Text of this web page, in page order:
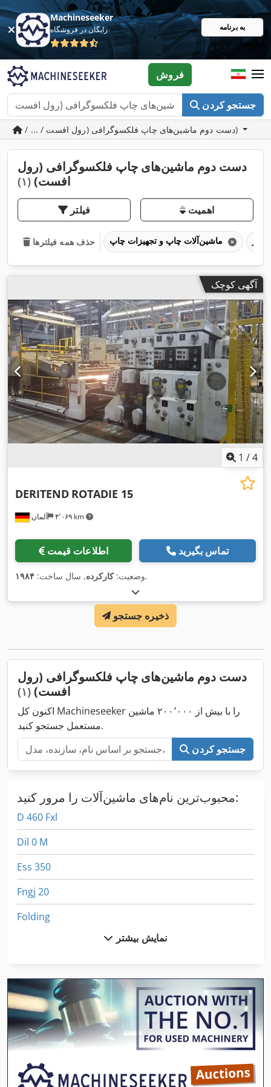
Machineseeker
رایگان در فروشگاه به برنامه
جستجو کردن
فروش
/ ... / دست دوم ماشین‌های چاپ فلکسوگرافی (رول افست)
دست دوم ماشین‌های چاپ فلکسوگرافی (رول
افست) (۱)
فیلتر اهمیت
حذف همه فیلترها
آگهی کوچک
1 /4
آلمان ۴٬۰۶۹ km
DERITEND ROTADIE 15
اطلاعات قیمت تماس بگیرید
وضعیت:کارکرده, سال ساخت: ۱۹۸۴ ,
ذخیره جستجو
دست دوم ماشین‌های چاپ فلکسوگرافی (رول
افست) (۱)
اکنون کل Machineseeker را با بیش از ۲۰۰٬۰۰۰ ماشین
مستعمل جستجو کنید.
جستجو کردن
محبوب‌ترین نام‌های ماشین‌آلات را مرور کنید:
D 460 Fxl
Dil 0 M
Ess 350
Fngj 20
Folding
Fz 0
Hsc 20 Linear
Ls 703
Ng 200
نمایش بیشتر